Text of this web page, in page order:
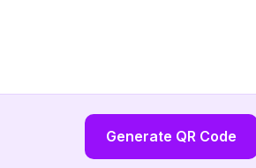
Generate QR Code